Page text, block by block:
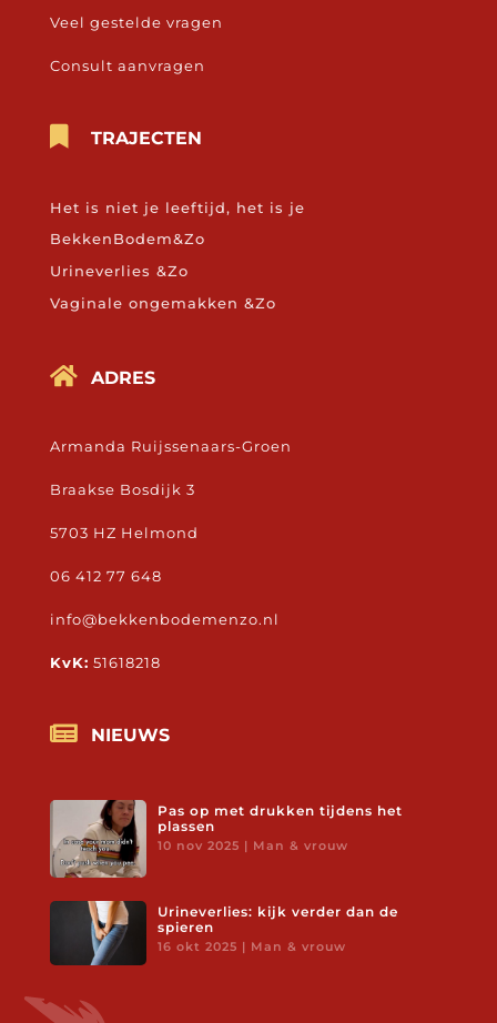
Veel gestelde vragen
Consult aanvragen
TRAJECTEN
Het is niet je leeftijd, het is je
BekkenBodem&Zo
Urineverlies &Zo
Vaginale ongemakken &Zo
 ADRES
Armanda Ruijssenaars-Groen
Braakse Bosdijk 3
5703 HZ Helmond
06 412 77 648
info@bekkenbodemenzo.nl
KvK: 51618218
 NIEUWS
Pas op met drukken tijdens het
plassen
10 nov 2025 | Man & vrouw
Urineverlies: kijk verder dan de
spieren
16 okt 2025 | Man & vrouw